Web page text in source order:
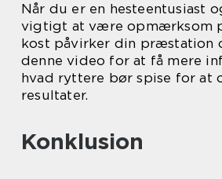
Når du er en hesteentusiast
vigtigt at være opmærksom
kost påvirker din præstation
denne video for at få mere
hvad ryttere bør spise for at
resultater.
Konklusion